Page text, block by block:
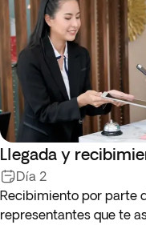
Llegada y
Día 2
Recibimiento por parte
representantes que te